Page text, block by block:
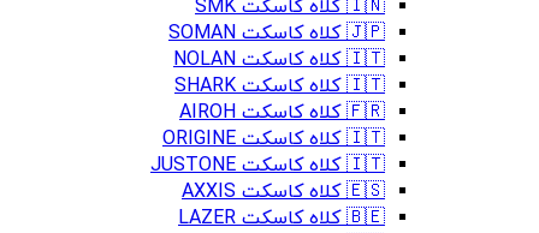
🇮🇳 کلاه کاسکت SMK
🇯🇵 کلاه کاسکت SOMAN
🇮🇹 کلاه کاسکت NOLAN
🇮🇹 کلاه کاسکت SHARK
🇫🇷 کلاه کاسکت AIROH
🇮🇹 کلاه کاسکت ORIGINE
🇮🇹 کلاه کاسکت JUSTONE
🇪🇸 کلاه کاسکت AXXIS
🇧🇪 کلاه کاسکت LAZER